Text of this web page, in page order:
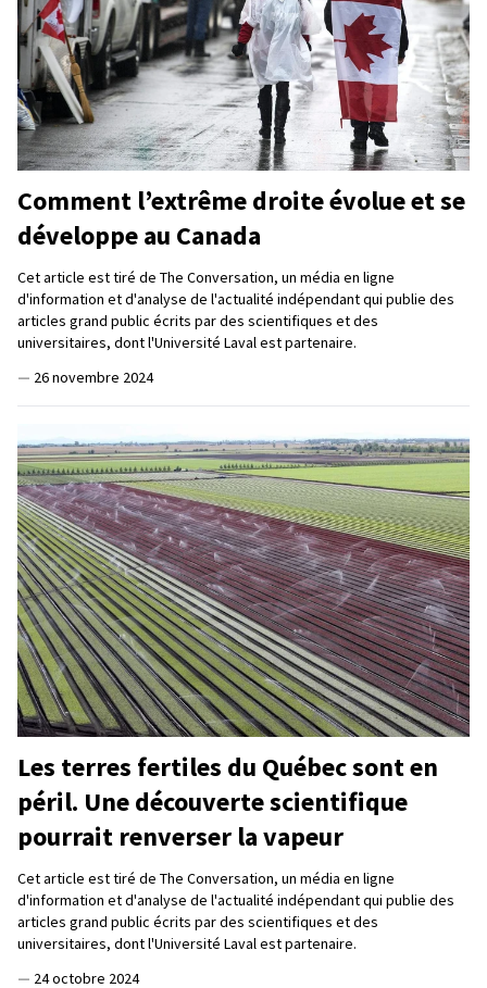
Comment l’extrême droite évolue et se
développe au Canada
Cet article est tiré de The Conversation, un média en ligne
d'information et d'analyse de l'actualité indépendant qui publie des
articles grand public écrits par des scientifiques et des
universitaires, dont l'Université Laval est partenaire.
— 26 novembre 2024
Les terres fertiles du Québec sont en
péril. Une découverte scientifique
pourrait renverser la vapeur
Cet article est tiré de The Conversation, un média en ligne
d'information et d'analyse de l'actualité indépendant qui publie des
articles grand public écrits par des scientifiques et des
universitaires, dont l'Université Laval est partenaire.
— 24 octobre 2024